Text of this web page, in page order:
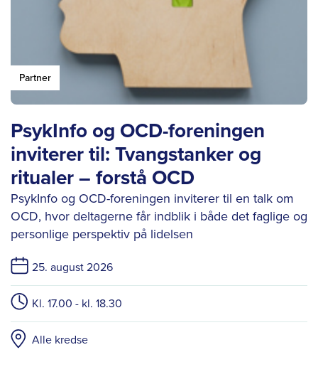
Partner
PsykInfo og OCD-foreningen
inviterer til: Tvangstanker og
ritualer – forstå OCD
PsykInfo og OCD-foreningen inviterer til en talk om
OCD, hvor deltagerne får indblik i både det faglige og
personlige perspektiv på lidelsen
25. august 2026
Kl. 17.00 - kl. 18.30
Alle kredse